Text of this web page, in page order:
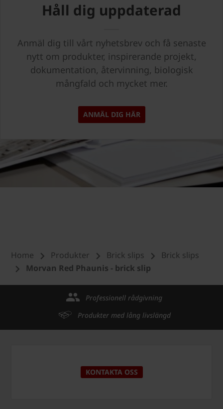
Håll dig uppdaterad
Anmäl dig till vårt nyhetsbrev och få senaste
nytt om produkter, inspirerande projekt,
dokumentation, återvinning, biologisk
mångfald och mycket mer.
ANMÄL DIG HÄR
Home Produkter Brick slips
Brick slips
Morvan Red Phaunis - brick slip
Professionell rådgivning
Produkter med lång livslängd
KONTAKTA OSS